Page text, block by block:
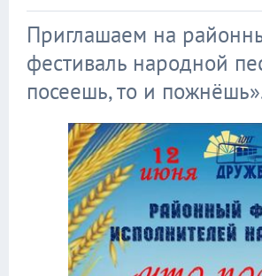
Приглашаем на
фестиваль народной
посеешь, то и